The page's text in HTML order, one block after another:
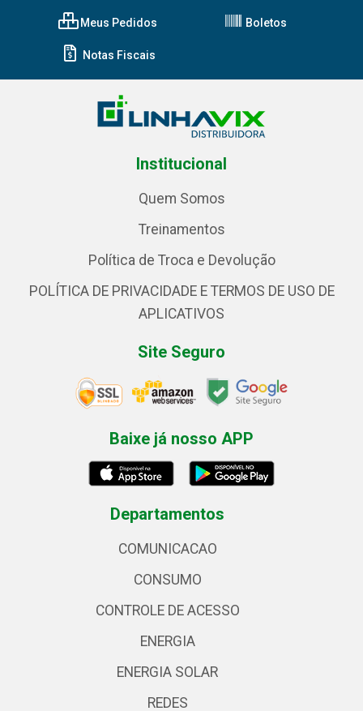
Meus Pedidos Boletos
Notas Fiscais
Institucional
Quem Somos
Treinamentos
Política de Troca e Devolução
POLÍTICA DE PRIVACIDADE E TERMOS DE USO DE
APLICATIVOS
Site Seguro
Baixe já nosso APP
Departamentos
COMUNICACAO
CONSUMO
CONTROLE DE ACESSO
ENERGIA
ENERGIA SOLAR
REDES